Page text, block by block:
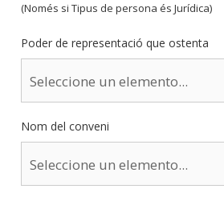
(Només si Tipus de persona és Jurídica)
Poder de representació que ostenta
Nom del conveni